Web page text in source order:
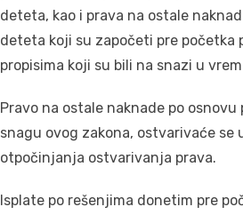
deteta, kao i prava na ostale
deteta koji su započeti pre početka
propisima koji su bili na snazi u
Pravo na ostale naknade po
snagu ovog zakona, ostvarivaće se
otpočinjanja ostvarivanja prava.
Isplate po rešenjima donetim pre